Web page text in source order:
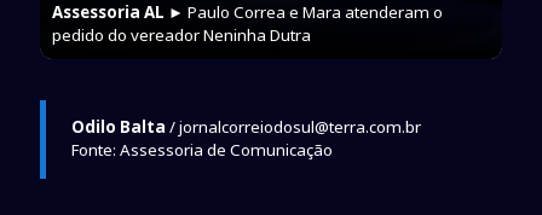
Assessoria AL ► Paulo Correa e Mara atenderam o
pedido do vereador Neninha Dutra
Odilo Balta / jornalcorreiodosul@terra.com.br
Fonte: Assessoria de Comunicação